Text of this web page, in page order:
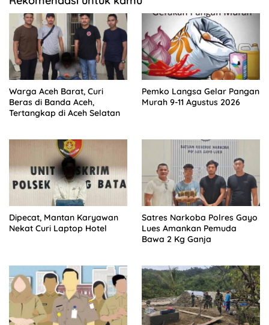
Warga Aceh Barat, Curi
Beras di Banda Aceh,
Tertangkap di Aceh Selatan
Pemko Langsa Gelar Pangan
Murah 9-11 Agustus 2026
Dipecat, Mantan Karyawan
Nekat Curi Laptop Hotel
Satres Narkoba Polres Gayo
Lues Amankan Pemuda
Bawa 2 Kg Ganja